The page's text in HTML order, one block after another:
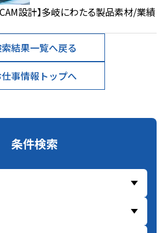
条件検索
設計】多岐にわたる製品素材/業績
結果一覧へ戻る
事情報トップへ